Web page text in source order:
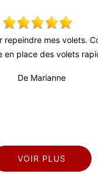
Conseils judicieux,
rapide. Je conseille !
VOIR PLUS